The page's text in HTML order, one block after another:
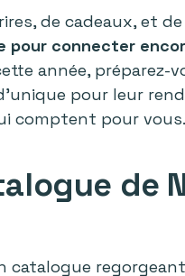
de cadeaux, et
pour connecter
année, préparez-
pour leur
comptent pour vous.
de
catalogue regorgeant